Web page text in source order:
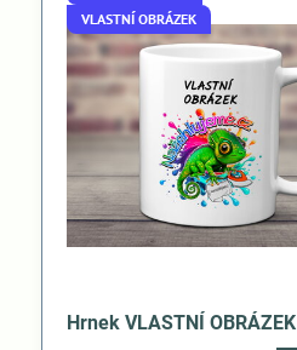
VLASTNÍ OBRÁZEK
Hrnek VLASTNÍ OBRÁZEK